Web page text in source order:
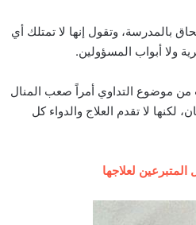
بالمدرسة، وتقول إنها لا تمتلك أي
ولا أبواب المسؤولين.
موضوع التداوي أمراً صعب المنال
لكنها لا تقدم العلاج والدواء كل
لعلاجها